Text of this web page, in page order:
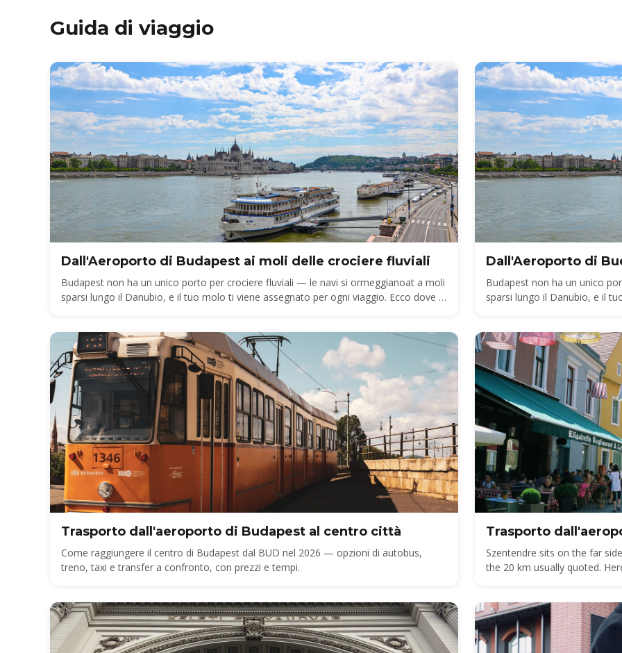
Guida di viaggio
Dall'Aeroporto di Budapest ai moli delle crociere fluviali
Budapest non ha un unico porto per crociere fluviali — le navi si ormeggianoat a moli
sparsi lungo il Danubio, e il tuo molo ti viene assegnato per ogni viaggio. Ecco dove si
Dall'Aeroporto di
Budapest non ha un unico
sparsi lungo il Danubio, e il
Trasporto dall'aeroporto di Budapest al centro città
Come raggiungere il centro di Budapest dal BUD nel 2026 — opzioni di autobus,
treno, taxi e transfer a confronto, con prezzi e tempi.
Trasporto
Szentendre sits on the far
the 20 km usually quoted.